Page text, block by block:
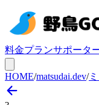
料金プランサポータ
HOME/matsudai.dev/